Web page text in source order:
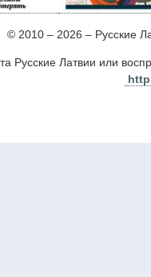
© 2010 – 2026 – Русские
Русские Латвии или